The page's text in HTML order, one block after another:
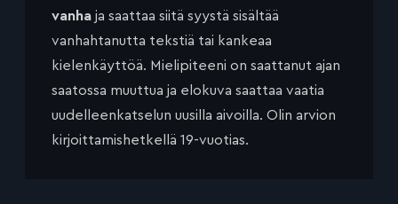
vanha ja saattaa siitä syystä sisältää
vanhahtanutta tekstiä tai kankeaa
kielenkäyttöä. Mielipiteeni on saattanut ajan
saatossa muuttua ja elokuva saattaa vaatia
uudelleenkatselun uusilla aivoilla. Olin arvion
kirjoittamishetkellä 19-vuotias.